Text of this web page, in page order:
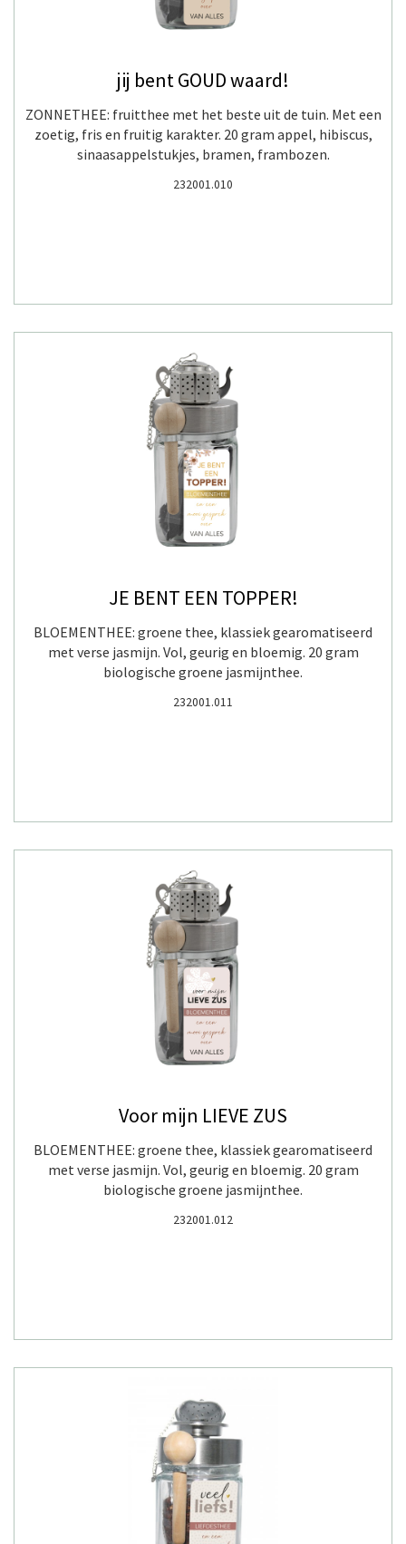
jij bent GOUD waard!
ZONNETHEE: fruitthee met het beste uit de tuin. Met een
zoetig, fris en fruitig karakter. 20 gram appel, hibiscus,
sinaasappelstukjes, bramen, frambozen.
232001.010
JE BENT EEN TOPPER!
BLOEMENTHEE: groene thee, klassiek gearomatiseerd
met verse jasmijn. Vol, geurig en bloemig. 20 gram
biologische groene jasmijnthee.
232001.011
Voor mijn LIEVE ZUS
BLOEMENTHEE: groene thee, klassiek gearomatiseerd
met verse jasmijn. Vol, geurig en bloemig. 20 gram
biologische groene jasmijnthee.
232001.012